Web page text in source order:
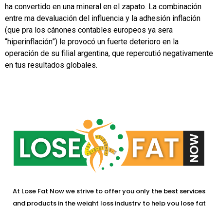
ha convertido en una mineral en el zapato. La combinación
entre ma devaluación del influencia y la adhesión inflación
(que pra los cánones contables europeos ya sera
“hiperinflación”) le provocó un fuerte deterioro en la
operación de su filial argentina, que repercutió negativamente
en tus resultados globales.
At Lose Fat Now we strive to offer you only the best services
and products in the weight loss industry to help you lose fat